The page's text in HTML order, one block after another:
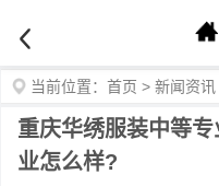
当前位置： 首页 > 新闻资讯
重庆华绣服装中等
业怎么样?